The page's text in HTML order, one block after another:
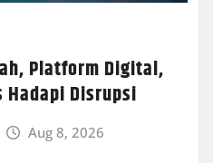
Platform Digital,
Hadapi Disrupsi
Aug 8, 2026